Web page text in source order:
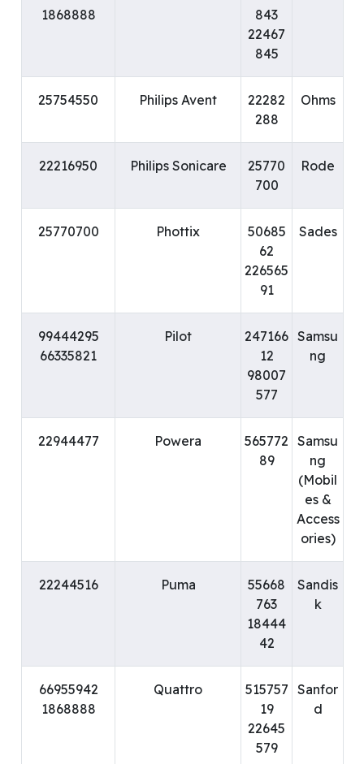
843
22467
845
1868888
Ohms
22282
288
Philips Avent
25754550
Rode
25770
700
Philips Sonicare
22216950
Sades
50685
62
226565
91
Phottix
25770700
Samsu
ng
247166
12
98007
577
Pilot
99444295
66335821
Samsu
ng
(Mobil
es &
Access
ories)
565772
89
Powera
22944477
Sandis
k
55668
763
18444
42
Puma
22244516
Sanfor
d
515757
19
22645
579
Quattro
66955942
1868888